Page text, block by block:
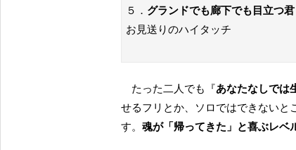
５． グランドでも廊下でも目立つ君
お見送りのハイタッチ
たった二人でも『あなたなしでは
せるフリとか、ソロではできないと
す。 魂が「帰ってきた」と喜ぶレベ